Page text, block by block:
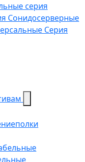
серия
Сонидосерверные
Серия
полки